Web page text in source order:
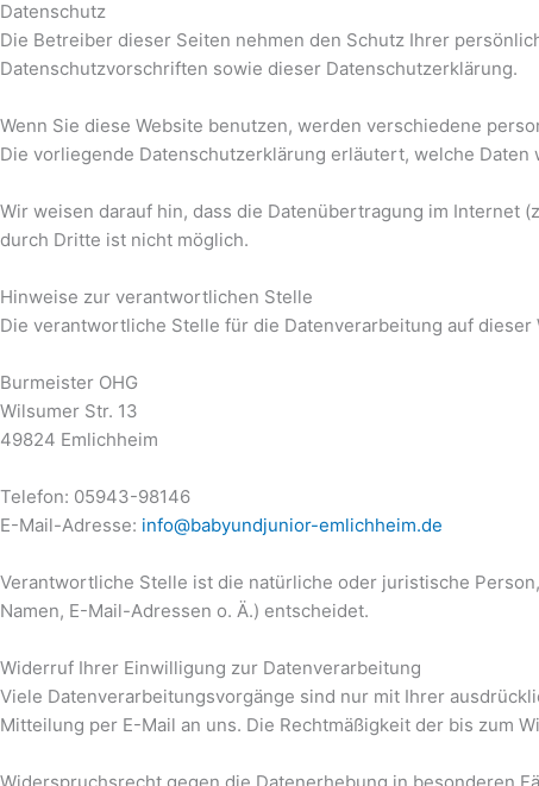
Datenschutz
Die Betreiber dieser Seiten nehmen den Schutz Ihrer
Datenschutzvorschriften sowie dieser Datenschutzerklärung.
Wenn Sie diese Website benutzen, werden verschiedene
Die vorliegende Datenschutzerklärung erläutert, welche
Wir weisen darauf hin, dass die Datenübertragung im Internet
durch Dritte ist nicht möglich.
Hinweise zur verantwortlichen Stelle
Die verantwortliche Stelle für die Datenverarbeitung auf dieser
Burmeister OHG
Wilsumer Str. 13
49824 Emlichheim
Telefon: 05943-98146
E-Mail-Adresse: info@babyundjunior-emlichheim.de
Verantwortliche Stelle ist die natürliche oder juristische
Namen, E-Mail-Adressen o. Ä.) entscheidet.
Widerruf Ihrer Einwilligung zur Datenverarbeitung
Viele Datenverarbeitungsvorgänge sind nur mit Ihrer
Mitteilung per E-Mail an uns. Die Rechtmäßigkeit der bis zum